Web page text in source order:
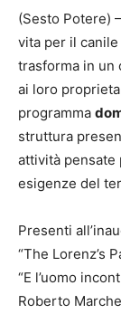
(Sesto Potere)
vita per il
trasforma in un
ai loro
programma
struttura
attività pensate
esigenze del
Presenti
“The Lorenz’s
“E l’uomo
Roberto